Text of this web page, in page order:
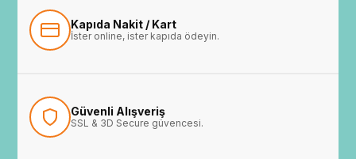
Kapıda Nakit / Kart
İster online, ister kapıda ödeyin.
Güvenli Alışveriş
SSL & 3D Secure güvencesi.